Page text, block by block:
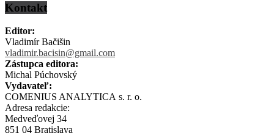
Kontakt
Editor:
Vladimír Bačišin
vladimir.bacisin@gmail.com
Zástupca editora:
Michal Púchovský
Vydavateľ:
COMENIUS ANALYTICA s. r. o.
Adresa redakcie:
Medveďovej 34
851 04 Bratislava